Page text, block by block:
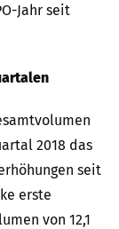
Jahr seit
2018 das
seit
erste
von 12,1